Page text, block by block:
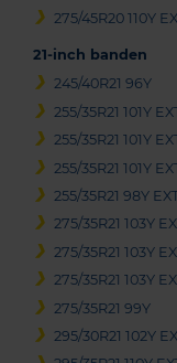
275/45R20 110Y
21-inch banden
245/40R21 96Y
255/35R21 101Y
255/35R21 101Y
255/35R21 101Y
255/35R21 98Y
275/35R21 103Y
275/35R21 103Y
275/35R21 103Y
275/35R21 99Y
295/30R21 102Y